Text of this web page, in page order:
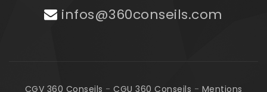
infos@360conseils.com
CGV 360 Conseils - CGU 360 Conseils - Mentions